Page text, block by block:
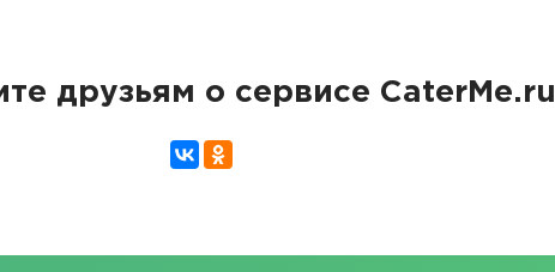
друзьям о сервисе CaterMe.ru